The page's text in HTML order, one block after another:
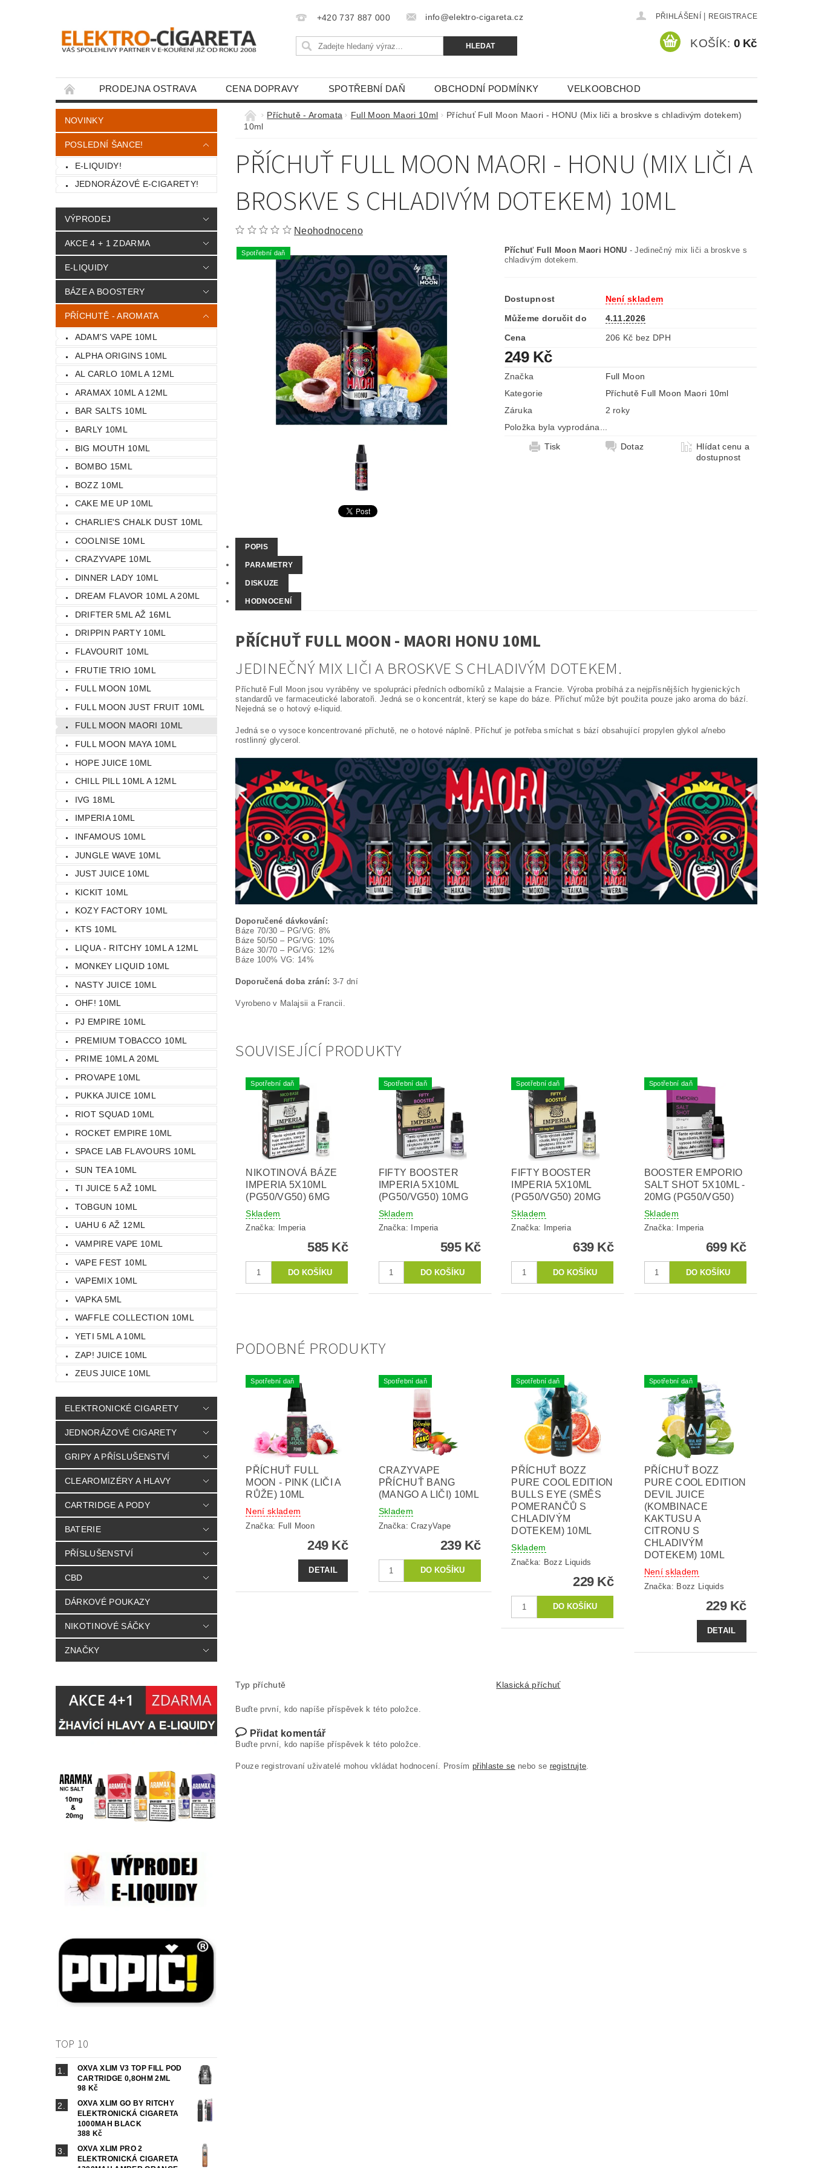
+420 737 887 000 info@elektro-cigareta.cz PŘIHLÁŠENÍ REGISTRACE
KOŠÍK: 0 Kč
PRODEJNA OSTRAVA CENA DOPRAVY SPOTŘEBNÍ DAŇ OBCHODNÍ PODMÍNKY VELKOOBCHOD
KONTAKTY
NOVINKY
POSLEDNÍ ŠANCE!
E-LIQUIDY!
JEDNORÁZOVÉ E-CIGARETY!
VÝPRODEJ
AKCE 4 + 1 ZDARMA
E-LIQUIDY
BÁZE A BOOSTERY
PŘÍCHUTĚ - AROMATA
ADAM'S VAPE 10ML
ALPHA ORIGINS 10ML
AL CARLO 10ML A 12ML
ARAMAX 10ML A 12ML
BAR SALTS 10ML
BARLY 10ML
BIG MOUTH 10ML
BOMBO 15ML
BOZZ 10ML
CAKE ME UP 10ML
CHARLIE'S CHALK DUST 10ML
COOLNISE 10ML
CRAZYVAPE 10ML
DINNER LADY 10ML
DREAM FLAVOR 10ML A 20ML
DRIFTER 5ML AŽ 16ML
DRIPPIN PARTY 10ML
FLAVOURIT 10ML
FRUTIE TRIO 10ML
FULL MOON 10ML
FULL MOON JUST FRUIT 10ML
FULL MOON MAORI 10ML
FULL MOON MAYA 10ML
HOPE JUICE 10ML
CHILL PILL 10ML A 12ML
IVG 18ML
IMPERIA 10ML
INFAMOUS 10ML
JUNGLE WAVE 10ML
JUST JUICE 10ML
KICKIT 10ML
KOZY FACTORY 10ML
KTS 10ML
LIQUA - RITCHY 10ML A 12ML
MONKEY LIQUID 10ML
NASTY JUICE 10ML
OHF! 10ML
PJ EMPIRE 10ML
PREMIUM TOBACCO 10ML
PRIME 10ML A 20ML
PROVAPE 10ML
PUKKA JUICE 10ML
RIOT SQUAD 10ML
ROCKET EMPIRE 10ML
SPACE LAB FLAVOURS 10ML
SUN TEA 10ML
TI JUICE 5 AŽ 10ML
TOBGUN 10ML
UAHU 6 AŽ 12ML
VAMPIRE VAPE 10ML
VAPE FEST 10ML
VAPEMIX 10ML
VAPKA 5ML
WAFFLE COLLECTION 10ML
YETI 5ML A 10ML
ZAP! JUICE 10ML
ZEUS JUICE 10ML
ELEKTRONICKÉ CIGARETY
JEDNORÁZOVÉ CIGARETY
GRIPY A PŘÍSLUŠENSTVÍ
CLEAROMIZÉRY A HLAVY
CARTRIDGE A PODY
BATERIE
PŘÍSLUŠENSTVÍ
CBD
DÁRKOVÉ POUKAZY
NIKOTINOVÉ SÁČKY
ZNAČKY
TOP 10
OXVA XLIM V3 TOP FILL POD
CARTRIDGE 0,8OHM 2ML
98 Kč
OXVA XLIM GO BY RITCHY
ELEKTRONICKÁ CIGARETA
1000MAH BLACK
388 Kč
OXVA XLIM PRO 2
ELEKTRONICKÁ CIGARETA
Příchutě - Aromata Full Moon Maori 10ml
Příchuť Full Moon Maori - HONU (Mix liči a broskve s chladivým dotekem)
10ml
PŘÍCHUŤ FULL MOON MAORI - HONU (MIX LIČI A
BROSKVE S CHLADIVÝM DOTEKEM) 10ML
Neohodnoceno
Spotřební daň Příchuť Full Moon Maori HONU - Jedinečný mix liči a broskve s
chladivým dotekem.
Dostupnost
Není skladem
Můžeme doručit do
4.11.2026
Cena
206 Kč bez DPH
249 Kč
Značka
Full Moon
Kategorie
Příchutě Full Moon Maori 10ml
Záruka
2 roky
Položka byla vyprodána...
Tisk
Dotaz
Hlídat cenu a
dostupnost
POPIS
PARAMETRY
DISKUZE
HODNOCENÍ
PŘÍCHUŤ FULL MOON - MAORI HONU 10ML
JEDINEČNÝ MIX LIČI A BROSKVE S CHLADIVÝM DOTEKEM.
Příchutě Full Moon jsou vyráběny ve spolupráci předních odborníků z Malajsie a Francie. Výroba probíhá za nejpřísnějších hygienických
standardů ve farmaceutické laboratoři. Jedná se o koncentrát, který se kape do báze. Příchuť může být použita pouze jako aroma do bází.
Nejedná se o hotový e-liquid.
Jedná se o vysoce koncentrované příchutě, ne o hotové náplně. Příchuť je potřeba smíchat s bází obsahující propylen glykol a/nebo
rostlinný glycerol.
Doporučené dávkování:
Báze 70/30 – PG/VG: 8%
Báze 50/50 – PG/VG: 10%
Báze 30/70 – PG/VG: 12%
Báze 100% VG: 14%
Doporučená doba zrání: 3-7 dní
Vyrobeno v Malajsii a Francii.
SOUVISEJÍCÍ PRODUKTY
Spotřební daň
NIKOTINOVÁ BÁZE
IMPERIA 5X10ML
(PG50/VG50) 6MG
Skladem
Značka: Imperia
585 Kč
Spotřební daň
FIFTY BOOSTER
IMPERIA 5X10ML
(PG50/VG50) 10MG
Skladem
Značka: Imperia
595 Kč
Spotřební daň
FIFTY BOOSTER
IMPERIA 5X10ML
(PG50/VG50) 20MG
Skladem
Značka: Imperia
639 Kč
Spotřební daň
BOOSTER EMPORIO
SALT SHOT 5X10ML -
20MG (PG50/VG50)
Skladem
Značka: Imperia
699 Kč
PODOBNÉ PRODUKTY
Spotřební daň
PŘÍCHUŤ FULL
MOON - PINK (LIČI A
RŮŽE) 10ML
Není skladem
Značka: Full Moon
249 Kč
DETAIL
Spotřební daň
CRAZYVAPE
PŘÍCHUŤ BANG
(MANGO A LIČI) 10ML
Skladem
Značka:CrazyVape
239 Kč
Spotřební daň
PŘÍCHUŤ BOZZ
PURE COOL EDITION
BULLS EYE (SMĚS
POMERANČŮ S
CHLADIVÝM
DOTEKEM) 10ML
Skladem
Značka: Bozz Liquids
229 Kč
Spotřební daň
PŘÍCHUŤ BOZZ
PURE COOL EDITION
DEVIL JUICE
(KOMBINACE
KAKTUSU A
CITRONU S
CHLADIVÝM
DOTEKEM) 10ML
Není skladem
Značka: Bozz Liquids
229 Kč
DETAIL
Typ příchutě Klasická příchuť
Buďte první, kdo napíše příspěvek k této položce.
Přidat komentář
Buďte první, kdo napíše příspěvek k této položce.
Pouze registrovaní uživatelé mohou vkládat hodnocení. Prosím přihlaste se nebo se registrujte